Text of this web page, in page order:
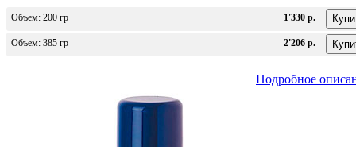
Объем: 200 гр 1'330 р.
Объем: 385 гр 2'206 р.
Подробное